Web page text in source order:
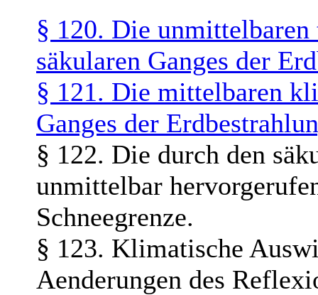
§ 120. Die
säkularen Ganges der
§ 121. Die mittelbaren
Ganges der
§ 122. Die durch den
unmittelbar
Schneegrenze.
§ 123. Klimatische
Aenderungen des